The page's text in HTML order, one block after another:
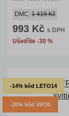
DMC: 1 419 Kč
993 Kč s DPH
Ušetříte -30 %
-14% kód LETO14
-20% kód VIP20